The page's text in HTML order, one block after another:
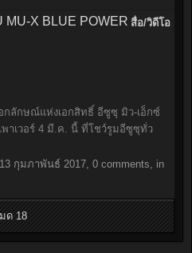
สื่อ/วิดีโอ
MU-X BLUE POWER
กลักษณ์แห่งเอกสิทธิ์ อีซูซุ มิว-เอ็กซ์
พาเวอร์ 4 มี.ค. นี้ ที่โชว์รูมอีซูซุทั่ว
13 กุมภาพันธ์ 2017, 0 comments, in
ด 18